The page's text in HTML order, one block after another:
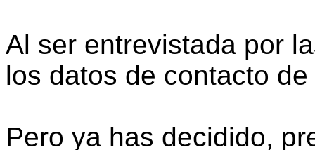
Al ser entrevistada por
los datos de contacto
Pero ya has decidido,